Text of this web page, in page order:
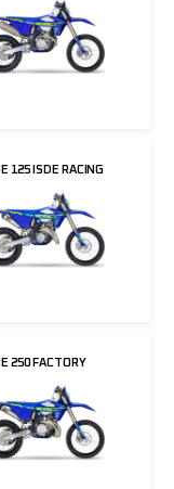
125 ISDE RACING
250 FACTORY